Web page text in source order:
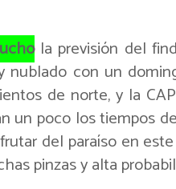
la previsión del
nublado con un
de norte, y la
un poco los tiempos
del paraíso en
pinzas y alta